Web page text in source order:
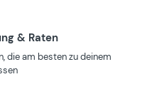
& Raten
die am besten zu deinem